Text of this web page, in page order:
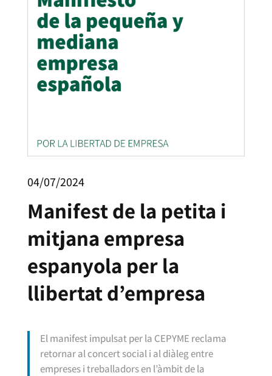
04/07/2024
Manifest de la petita i
mitjana empresa
espanyola per la
llibertat d’empresa
El manifest impulsat per la CEPYME reclama
retornar al concert social i al diàleg entre
empreses i treballadors en l’àmbit de la